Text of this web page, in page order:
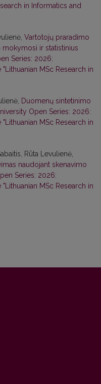
in Informatics and
Vartotojų praradimo
mokymosi ir statistinius
Series: 2026:
MSc Research in
Duomenų sintetinimo
Open Series: 2026:
MSc Research in
Rūta Levulienė,
naudojant skenavimo
Series: 2026:
MSc Research in